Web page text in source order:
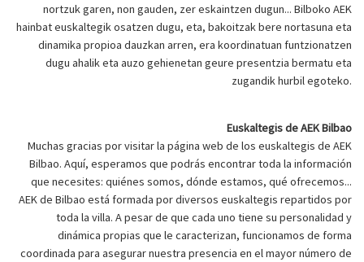
nortzuk garen, non gauden, zer eskaintzen dugun... Bilboko AEK
hainbat euskaltegik osatzen dugu, eta, bakoitzak bere nortasuna eta
dinamika propioa dauzkan arren, era koordinatuan funtzionatzen
dugu ahalik eta auzo gehienetan geure presentzia bermatu eta
zugandik hurbil egoteko.
Euskaltegis de AEK Bilbao
Muchas gracias por visitar la página web de los euskaltegis de AEK
Bilbao. Aquí, esperamos que podrás encontrar toda la información
que necesites: quiénes somos, dónde estamos, qué ofrecemos...
AEK de Bilbao está formada por diversos euskaltegis repartidos por
toda la villa. A pesar de que cada uno tiene su personalidad y
dinámica propias que le caracterizan, funcionamos de forma
coordinada para asegurar nuestra presencia en el mayor número de